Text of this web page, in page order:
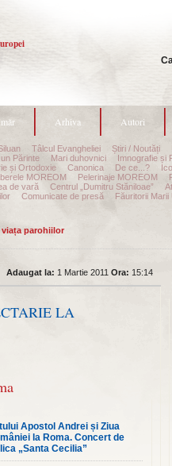
Arhiva Autori
Tâlcul Evangheliei Știri / Noutăți
Părinte Mari duhovnici Imnografie și
și Ortodoxie Canonica De ce...?
MOREOM Pelerinaje MOREOM
de vară Centrul „Dumitru Stăniloae”
Comunicate de presă Făuritorii Marii
viața parohiilor
Adaugat la: 1 Martie 2011 Ora: 15:14
LA
Apostol Andrei și Ziua
la Roma. Concert de
„Santa Cecilia”